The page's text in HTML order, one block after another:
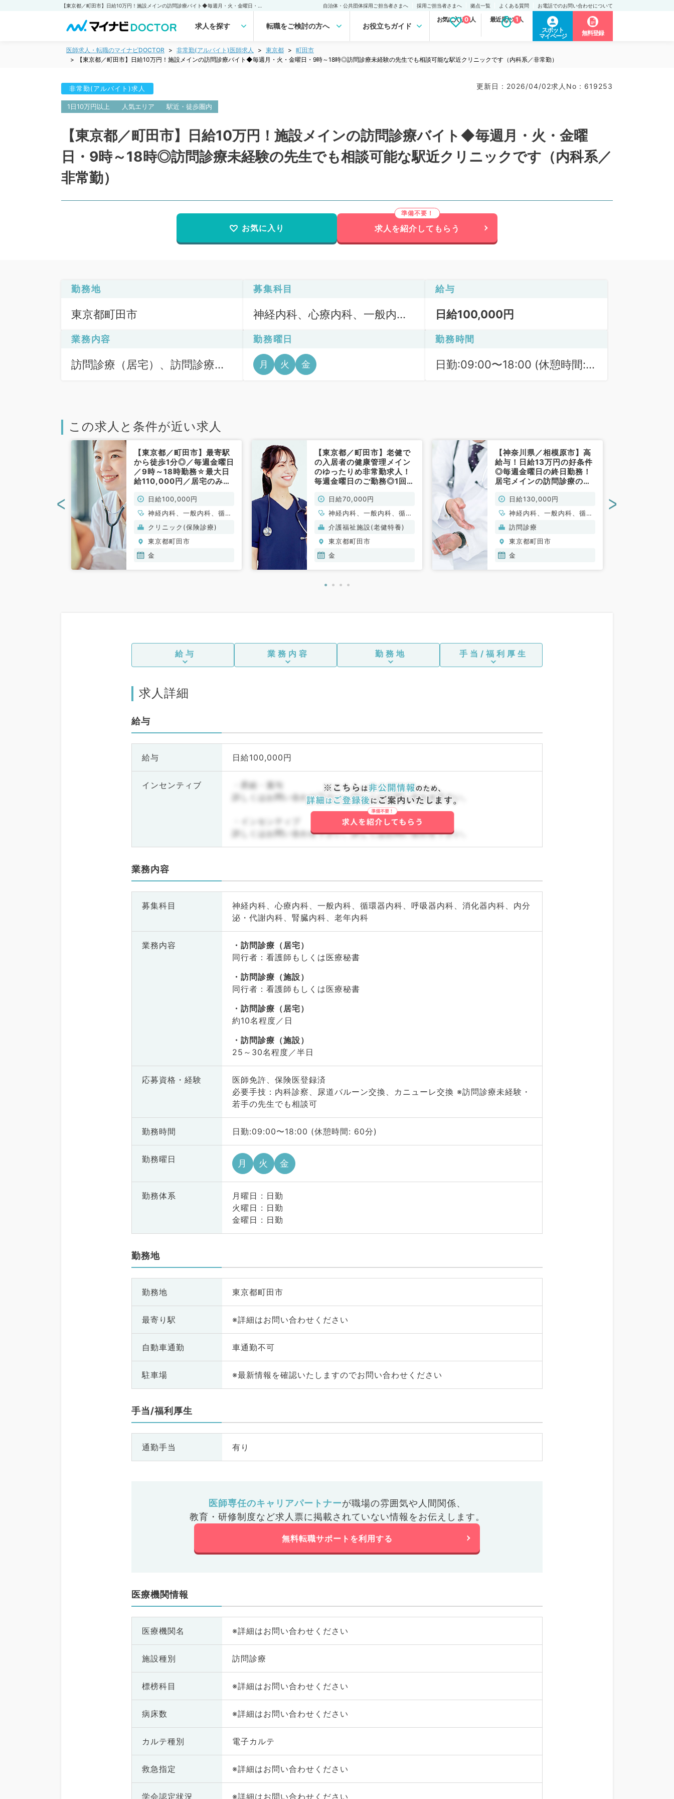
自治体・公共団体採用ご担当者さまへ 採用ご担当者さまへ 拠点一覧 よくある質問 お電話でのお問い合わせについて
求人を探す 転職をご検討の方へ お役立ちガイド
お気に入り求人
0 最近見た求人
1
スポット
マイページ
無料登録
医師求人・転職のマイナビDOCTOR 非常勤(アルバイト)医師求人 東京都
町田市
【東京都／町田市】日給10万円！施設メインの訪問診療バイト◆毎週月・火・金曜日・9時～18時◎訪問診療未経験の先生でも相談可能な駅近クリニックです（内科系／非常勤）
非常勤(アルバイト)求人 更新日 : 2026/04/02求人No : 619253
1日10万円以上 人気エリア 駅近・徒歩圏内
【東京都／町田市】日給10万円！施設メインの訪問診療バイト◆毎週月・火・金曜
日・9時～18時◎訪問診療未経験の先生でも相談可能な駅近クリニックです（内科系／
非常勤）
お気に入り 求人を紹介してもらう
勤務地
東京都町田市
募集科目
神経内科、心療内科、一般内
消化器内科、内分泌・代謝内
科、腎臓内科、老年内科
給与
日給100,000円
業務内容
訪問診療（居宅）、訪問診療
勤務曜日
月 火 金
勤務時間
日勤:09:00〜18:00 (休憩時間:
この求人と条件が近い求人
【東京都／町田市】最寄駅
から徒歩1分◎／毎週金曜日
／9時～18時勤務☆最大日
給110,000円／居宅のみの
科系／非常勤）
日給100,000円
神経内科、一般内科、循環
器内科、呼吸器内科、消化
器内科、内分泌・代謝内
科、腎臓内科、老年内科、
血液内科、膠原病科
クリニック(保険診療)
東京都町田市
金
【東京都／町田市】老健で
の入居者の健康管理メイン
のゆったりめ非常勤求人！
毎週金曜日のご勤務◎1回7
日給70,000円
神経内科、一般内科、循環
器内科、呼吸器内科、消化
器内科、内分泌・代謝内
科、腎臓内科、老年内科、
血液内科
介護福祉施設(老健特養)
東京都町田市
金
【神奈川県／相模原市】高
給与！日給13万円の好条件
◎毎週金曜日の終日勤務！
居宅メインの訪問診療の求
日給130,000円
神経内科、一般内科、循環
器内科、呼吸器内科、消化
器内科、内分泌・代謝内
科、腎臓内科、老年内科、
血液内科
訪問診療
東京都町田市
金
< >
給与 業務内容 勤務地 手当/福利厚生
求人詳細
給与
給与 日給100,000円
インセンティブ
・昇給・賞与
詳しくはお問い合わせ下さい。詳しくはお問い合わせ下さい。
・インセンティブ
詳しくはお問い合わせ下さい。詳しくはお問い合わせ下さい。
業務内容
募集科目
神経内科、心療内科、一般内科、循環器内科、呼吸器内科、消化器内科、内分
泌・代謝内科、腎臓内科、老年内科
業務内容
訪問診療（居宅）
同行者：看護師もしくは医療秘書
訪問診療（施設）
同行者：看護師もしくは医療秘書
訪問診療（居宅）
約10名程度／日
訪問診療（施設）
25～30名程度／半日
応募資格・ 経験
医師免許、保険医登録済
必要手技：内科診察、尿道バルーン交換、カニューレ交換 ※訪問診療未経験・
若手の先生でも相談可
勤務時間 日勤:09:00〜18:00 (休憩時間: 60分)
勤務曜日 月 火 金
勤務体系
月曜日 : 日勤
火曜日 : 日勤
金曜日 : 日勤
勤務地
勤務地 東京都町田市
最寄り駅 ※詳細はお問い合わせください
自動車通勤 車通勤不可
駐車場 ※最新情報を確認いたしますのでお問い合わせください
手当/福利厚生
通勤手当 有り
医師専任のキャリアパートナーが職場の雰囲気や人間関係、
教育・研修制度など求人票に掲載されていない情報をお伝えします。
無料転職サポートを利用する
医療機関情報
医療機関名 ※詳細はお問い合わせください
施設種別 訪問診療
標榜科目 ※詳細はお問い合わせください
病床数 ※詳細はお問い合わせください
カルテ種別 電子カルテ
救急指定 ※詳細はお問い合わせください
学会認定状況 ※詳細はお問い合わせください